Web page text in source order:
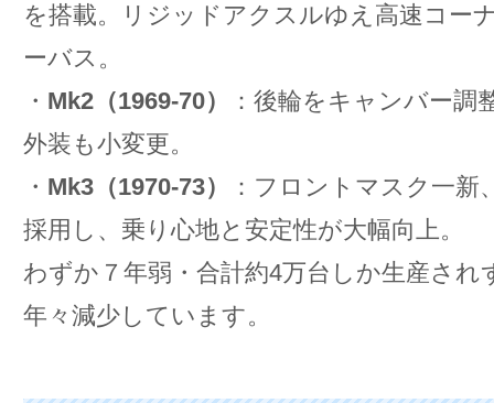
を搭載。リジッドアクスルゆえ高速コー
ーバス。
・ Mk2（1969-70）
：後輪をキャンバー調
外装も小変更。
・ Mk3（1970-73）
：フロントマスク一新
採用し、乗り心地と安定性が大幅向上。
わずか７年弱・合計約4万台しか生産され
年々減少しています。